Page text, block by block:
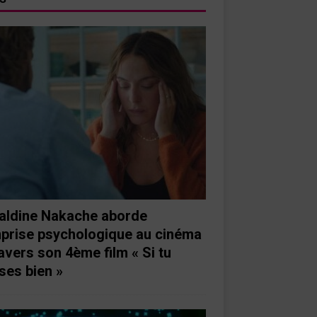
Nakache aborde
psychologique au cinéma
son 4ème film « Si tu
bien »